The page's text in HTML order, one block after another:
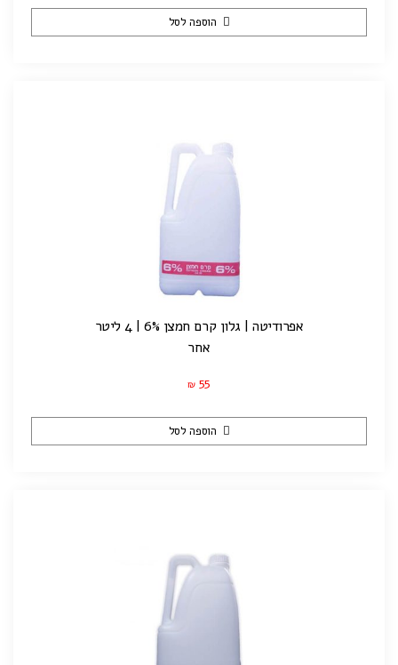
הוספה לסל
אפרודיטה | גלון קרם חמצן 6% | 4 ליטר
אחר
₪ 55
הוספה לסל